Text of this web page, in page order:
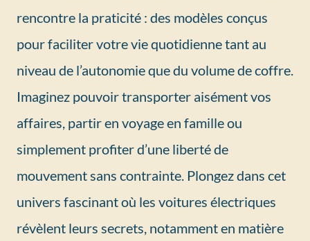
rencontre la praticité : des modèles conçus
pour faciliter votre vie quotidienne tant au
niveau de l’autonomie que du volume de coffre.
Imaginez pouvoir transporter aisément vos
affaires, partir en voyage en famille ou
simplement profiter d’une liberté de
mouvement sans contrainte. Plongez dans cet
univers fascinant où les voitures électriques
révèlent leurs secrets, notamment en matière